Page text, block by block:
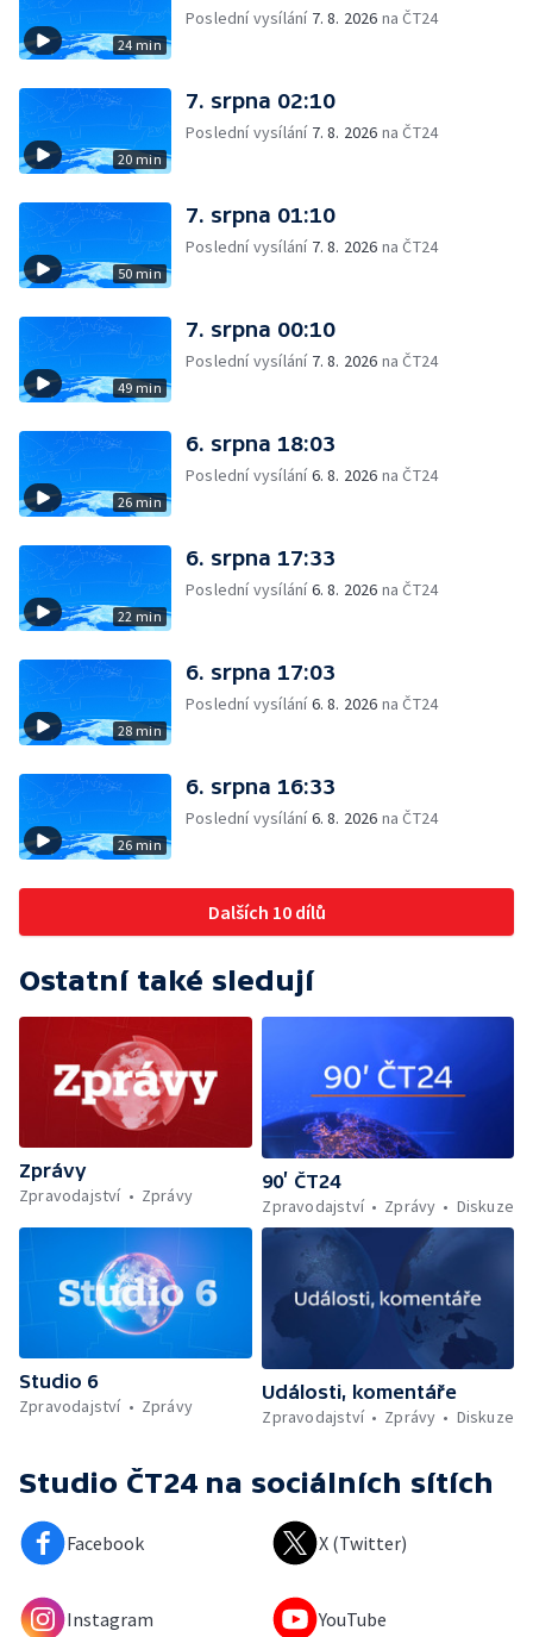
24 min
Poslední vysílání 7. 8. 2026 na ČT24
20 min
7. srpna 02:10
Poslední vysílání 7. 8. 2026 na ČT24
50 min
7. srpna 01:10
Poslední vysílání 7. 8. 2026 na ČT24
49 min
7. srpna 00:10
Poslední vysílání 7. 8. 2026 na ČT24
26 min
6. srpna 18:03
Poslední vysílání6. 8. 2026 na ČT24
22 min
6. srpna 17:33
Poslední vysílání6. 8. 2026 na ČT24
28 min
6. srpna 17:03
Poslední vysílání6. 8. 2026 na ČT24
26 min
6. srpna 16:33
Poslední vysílání6. 8. 2026 na ČT24
Dalších 10 dílů
Ostatní také sledují
Zprávy
Zpravodajství
Zprávy
90’ ČT24
Zpravodajství
Zprávy Diskuze
Studio 6
Zpravodajství
Zprávy
Události, komentáře
Zpravodajství
Zprávy Diskuze
Studio ČT24 na sociálních sítích
Facebook X (Twitter)
Instagram YouTube